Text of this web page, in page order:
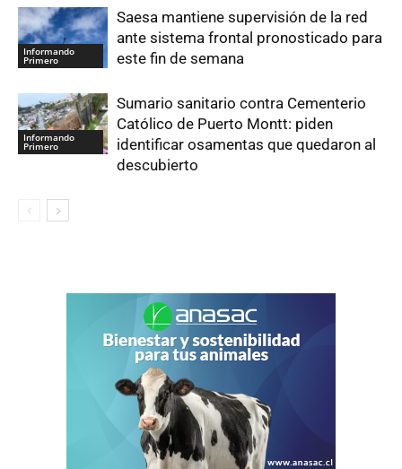
Informando
Primero
Saesa mantiene supervisión de la red
ante sistema frontal pronosticado para
este fin de semana
Informando
Primero
Sumario sanitario contra Cementerio
Católico de Puerto Montt: piden
identificar osamentas que quedaron al
descubierto